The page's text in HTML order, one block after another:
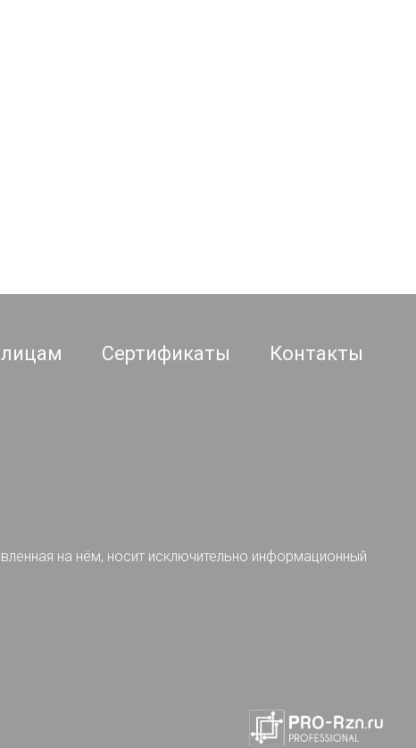
Сертификаты Контакты
на нём, носит исключительно информационный